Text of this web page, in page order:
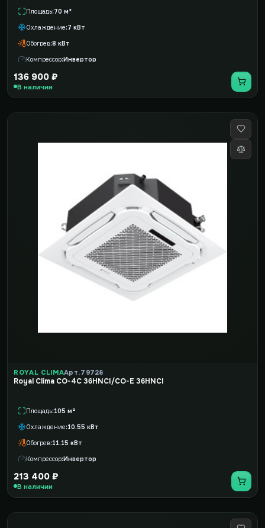
Площадь 70 м²
Охлаждение 7 кВт
Обогрев 8 кВт
Компрессор Инвертор
136 900 ₽
В наличии
ROYAL CLIMAАрт. 79728
Royal Clima CO-4C 36HNCI/CO-E 36HNCI
Площадь 105 м²
Охлаждение 10.55 кВт
Обогрев 11.15 кВт
Компрессор Инвертор
213 400 ₽
В наличии